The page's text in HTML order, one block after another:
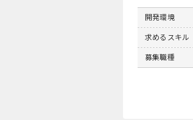
開発環境
求めるスキル
募集職種